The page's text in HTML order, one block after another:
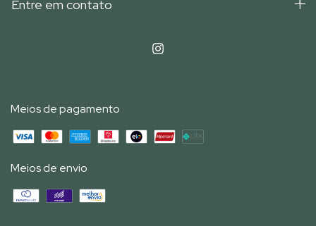
Entre em contato
Meios de pagamento
Meios de envio